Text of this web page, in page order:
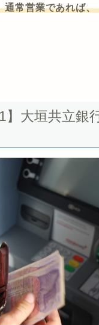
通常営業であれば
】大垣共立銀